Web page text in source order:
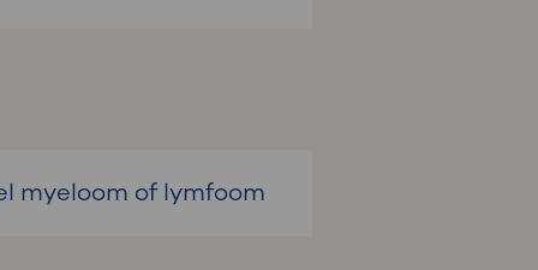
myeloom of lymfoom